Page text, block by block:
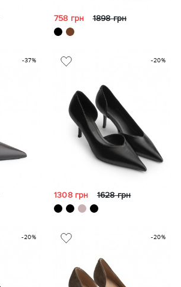
758 грн 1898 грн
-37% -20%
1308 грн 1628 грн
-20% -20%